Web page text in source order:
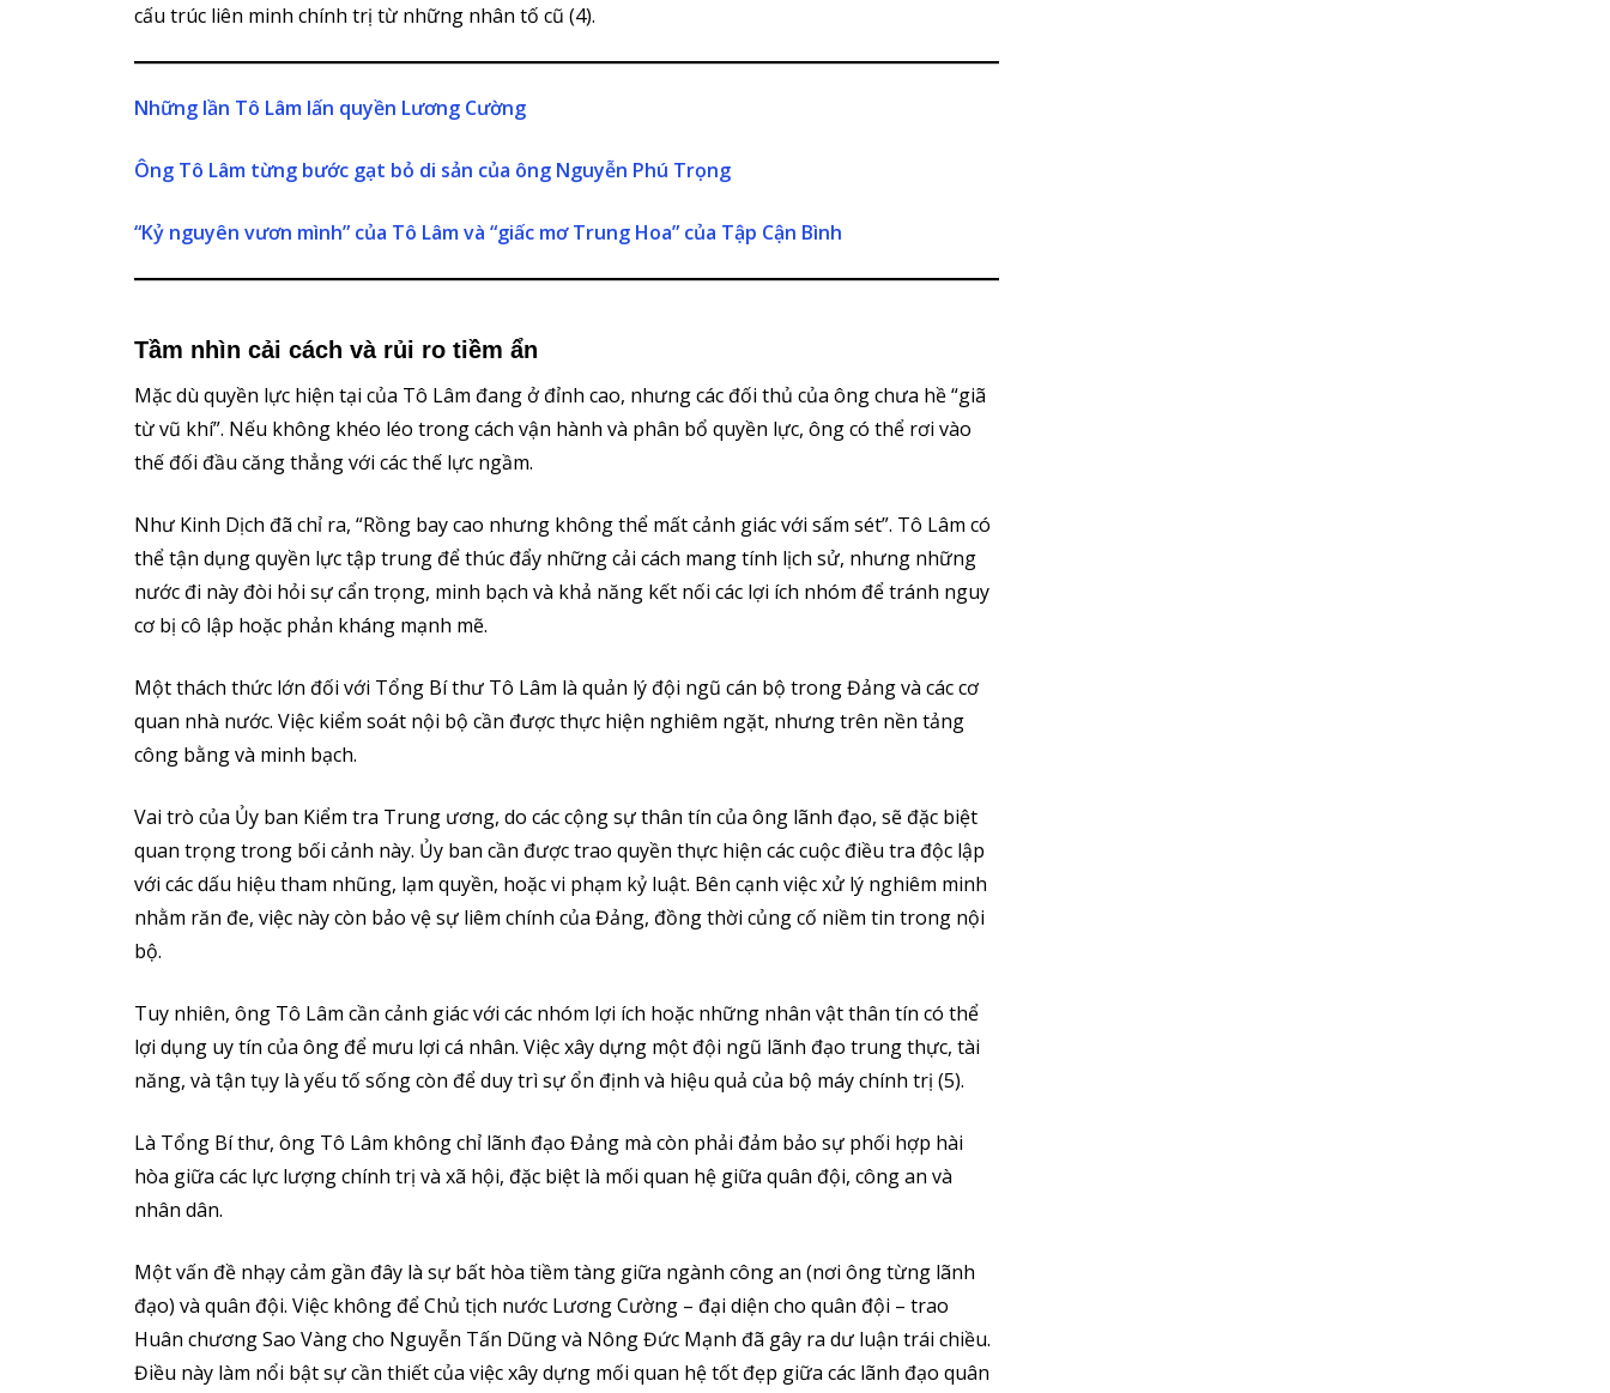
cấu trúc liên minh chính trị từ những nhân tố cũ (4).
Những lần Tô Lâm lấn quyền Lương Cường
Ông Tô Lâm từng bước gạt bỏ di sản của ông Nguyễn Phú Trọng
“Kỷ nguyên vươn mình” của Tô Lâm và “giấc mơ Trung Hoa” của Tập Cận Bình
Tầm nhìn cải cách và rủi ro tiềm ẩn
Mặc dù quyền lực hiện tại của Tô Lâm đang ở đỉnh cao, nhưng các đối thủ của ông chưa hề “giã
từ vũ khí”. Nếu không khéo léo trong cách vận hành và phân bổ quyền lực, ông có thể rơi vào
thế đối đầu căng thẳng với các thế lực ngầm.
Như Kinh Dịch đã chỉ ra, “Rồng bay cao nhưng không thể mất cảnh giác với sấm sét”. Tô Lâm có
thể tận dụng quyền lực tập trung để thúc đẩy những cải cách mang tính lịch sử, nhưng những
nước đi này đòi hỏi sự cẩn trọng, minh bạch và khả năng kết nối các lợi ích nhóm để tránh nguy
cơ bị cô lập hoặc phản kháng mạnh mẽ.
Một thách thức lớn đối với Tổng Bí thư Tô Lâm là quản lý đội ngũ cán bộ trong Đảng và các cơ
quan nhà nước. Việc kiểm soát nội bộ cần được thực hiện nghiêm ngặt, nhưng trên nền tảng
công bằng và minh bạch.
Vai trò của Ủy ban Kiểm tra Trung ương, do các cộng sự thân tín của ông lãnh đạo, sẽ đặc biệt
quan trọng trong bối cảnh này. Ủy ban cần được trao quyền thực hiện các cuộc điều tra độc lập
với các dấu hiệu tham nhũng, lạm quyền, hoặc vi phạm kỷ luật. Bên cạnh việc xử lý nghiêm minh
nhằm răn đe, việc này còn bảo vệ sự liêm chính của Đảng, đồng thời củng cố niềm tin trong nội
bộ.
Tuy nhiên, ông Tô Lâm cần cảnh giác với các nhóm lợi ích hoặc những nhân vật thân tín có thể
lợi dụng uy tín của ông để mưu lợi cá nhân. Việc xây dựng một đội ngũ lãnh đạo trung thực, tài
năng, và tận tụy là yếu tố sống còn để duy trì sự ổn định và hiệu quả của bộ máy chính trị (5).
Là Tổng Bí thư, ông Tô Lâm không chỉ lãnh đạo Đảng mà còn phải đảm bảo sự phối hợp hài
hòa giữa các lực lượng chính trị và xã hội, đặc biệt là mối quan hệ giữa quân đội, công an và
nhân dân.
Một vấn đề nhạy cảm gần đây là sự bất hòa tiềm tàng giữa ngành công an (nơi ông từng lãnh
đạo) và quân đội. Việc không để Chủ tịch nước Lương Cường – đại diện cho quân đội – trao
Huân chương Sao Vàng cho Nguyễn Tấn Dũng và Nông Đức Mạnh đã gây ra dư luận trái chiều.
Điều này làm nổi bật sự cần thiết của việc xây dựng mối quan hệ tốt đẹp giữa các lãnh đạo quân